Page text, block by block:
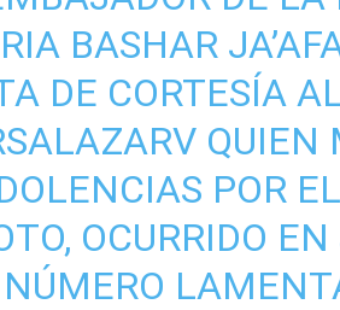
BASHAR
DE CORTESÍA
QUIEN
POR
OCURRIDO